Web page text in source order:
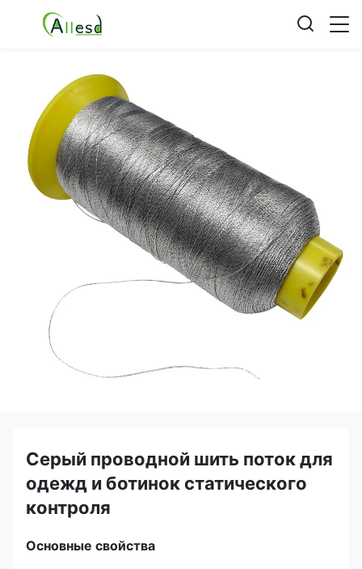
Серый проводной шить поток для
одежд и ботинок статического
контроля
Основные свойства